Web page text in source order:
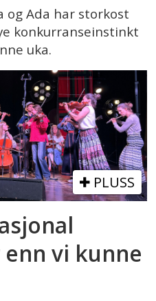
og Ada har storkost
konkurranseinstinkt
uka.
PLUSS
vi kunne